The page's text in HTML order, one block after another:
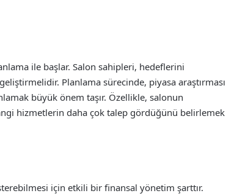
ile başlar. Salon sahipleri, hedeflerini
Planlama sürecinde, piyasa araştırması
büyük önem taşır. Özellikle, salonun
hizmetlerin daha çok talep gördüğünü belirlemek
için etkili bir finansal yönetim şarttır.